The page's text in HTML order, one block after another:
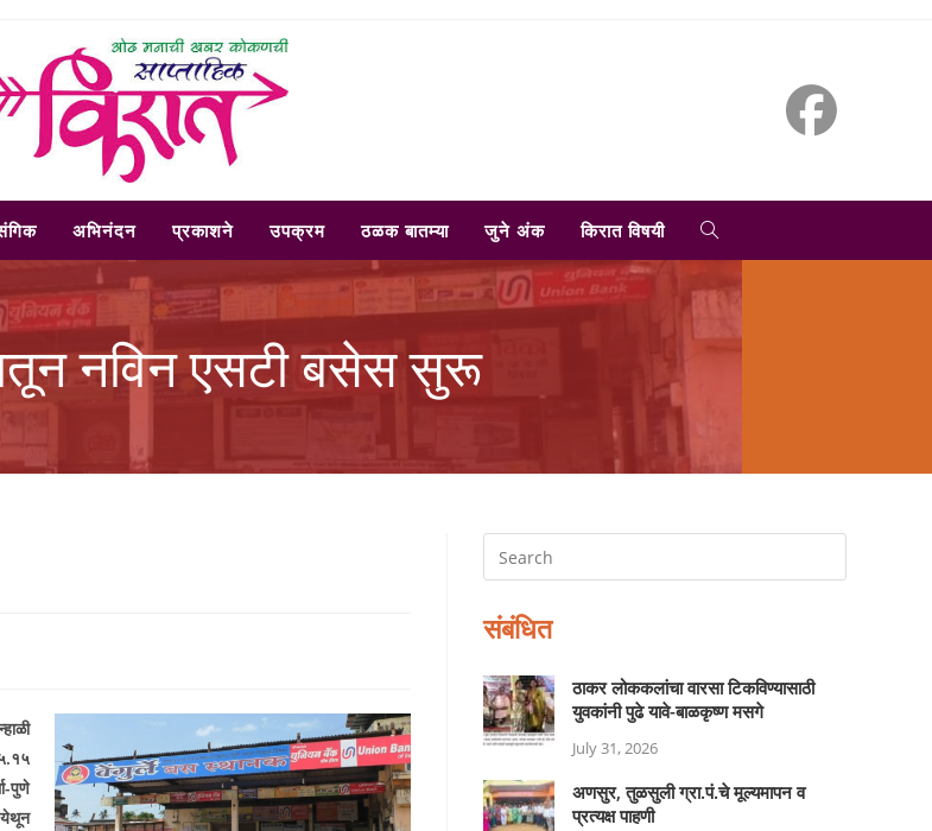
अभिनंदन प्रकाशने उपक्रम ठळक बातम्या जुने अंक किरात विषयी TOGGLE
WEBSITE
SEARCH
नविन एसटी बसेस सुरू
पुणे
येथून
संबंधित
ठाकर लोककलांचा वारसा टिकविण्यासाठी
युवकांनी पुढे यावे-बाळकृष्ण मसगे
July 31, 2026
अणसुर, तुळसुली ग्रा.पं.चे मूल्यमापन व
प्रत्यक्ष पाहणी